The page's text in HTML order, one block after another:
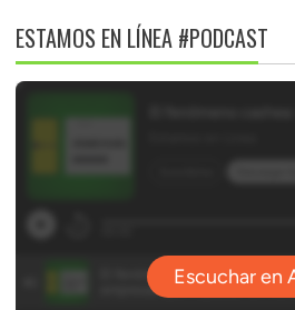
ESTAMOS EN LÍNEA #PODCAST